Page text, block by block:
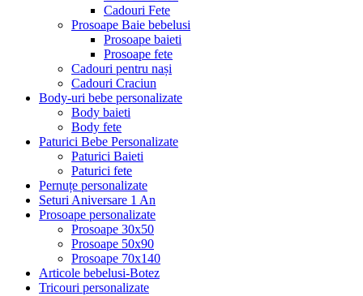
Cadouri Fete
Prosoape Baie bebelusi
Prosoape baieti
Prosoape fete
Cadouri pentru nași
Cadouri Craciun
Body-uri bebe personalizate
Body baieti
Body fete
Paturici Bebe Personalizate
Paturici Baieti
Paturici fete
Pernuțe personalizate
Seturi Aniversare 1 An
Prosoape personalizate
Prosoape 30x50
Prosoape 50x90
Prosoape 70x140
Articole bebelusi-Botez
Tricouri personalizate